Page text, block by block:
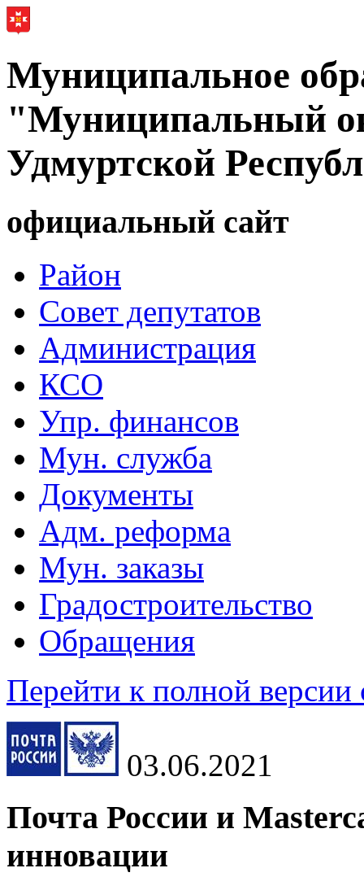
Муниципальное
"Муниципальный
Удмуртской
официальный сайт
Район
Совет депутатов
Администрация
КСО
Упр. финансов
Мун. служба
Документы
Адм. реформа
Мун. заказы
Градостроительство
Обращения
Перейти к полной версии
03.06.2021
Почта России и
инновации